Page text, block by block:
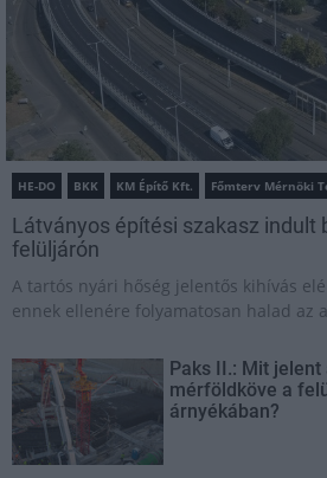
HE-DO BKK KM Építő Kft. Főmterv Mérnöki
Látványos építési szakasz indult
felüljárón
A tartós nyári hőség jelentős kihívás
ennek ellenére folyamatosan halad az
Paks II.: Mit jelent
mérföldköve a
árnyékában?